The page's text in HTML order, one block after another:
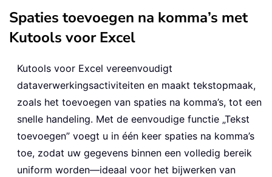
Spaties toevoegen na komma’s met
Kutools voor Excel
Kutools voor Excel vereenvoudigt
dataverwerkingsactiviteiten en maakt tekstopmaak,
zoals het toevoegen van spaties na komma’s, tot een
snelle handeling. Met de eenvoudige functie „Tekst
toevoegen” voegt u in één keer spaties na komma’s
toe, zodat uw gegevens binnen een volledig bereik
uniform worden—ideaal voor het bijwerken van